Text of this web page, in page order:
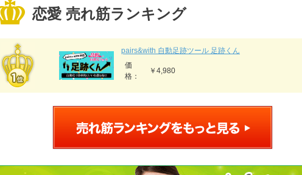
恋愛 売れ筋ランキング
pairs&with 自動足跡ツール 足跡くん
価
格：
￥4,980